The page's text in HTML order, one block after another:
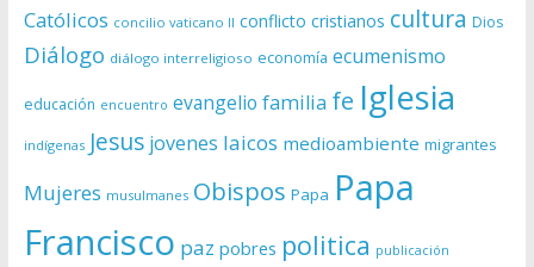
Católicos concilio vaticano II conflicto cristianos cultura Dios
Diálogo diálogo interreligioso economía ecumenismo
educación encuentro evangelio familia fe Iglesia
indígenas Jesus jovenes laicos medioambiente migrantes
Mujeres musulmanes Obispos Papa Papa
Francisco paz pobres politica publicación